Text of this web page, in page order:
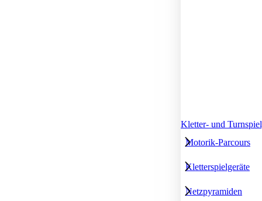
Kletter- und
Motorik-Parcours
Kletterspielgeräte
Netzpyramiden